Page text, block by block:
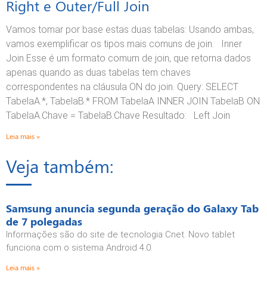
Right e Outer/Full Join
Vamos tomar por base estas duas tabelas: Usando ambas,
vamos exemplificar os tipos mais comuns de join. Inner
Join Esse é um formato comum de join, que retorna dados
apenas quando as duas tabelas tem chaves
correspondentes na cláusula ON do join. Query: SELECT
TabelaA.*, TabelaB.* FROM TabelaA INNER JOIN TabelaB ON
TabelaA.Chave = TabelaB.Chave Resultado: Left Join
Leia mais »
Veja também:
Samsung anuncia segunda geração do Galaxy Tab
de 7 polegadas
Informações são do site de tecnologia Cnet. Novo tablet
funciona com o sistema Android 4.0.
Leia mais »